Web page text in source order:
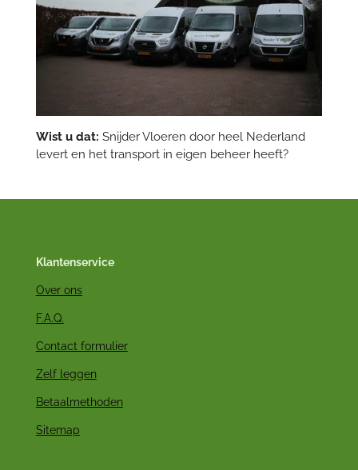
Wist u dat: Snijder Vloeren door heel Nederland
levert en het transport in eigen beheer heeft?
Klantenservice
Over ons
F.A.Q.
Contact formulier
Zelf leggen
Betaalmethoden
Sitemap